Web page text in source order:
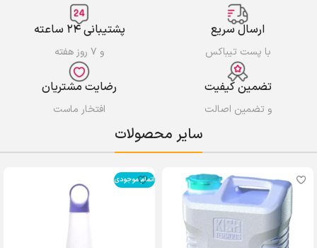
ارسال سریع
با پست تیباکس
پشتیبانی ۲۴ ساعته
و ۷ روز هفته
تضمین کیفیت
و تضمین اصالت
رضایت مشتریان
افتخار ماست
سایر محصولات
اتمام موجودی